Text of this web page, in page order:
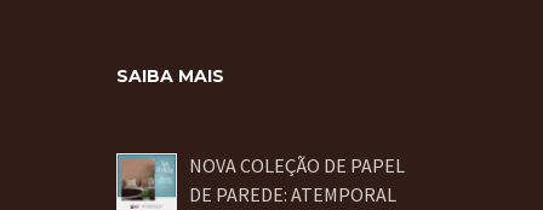
SAIBA MAIS
NOVA COLEÇÃO DE PAPEL
DE PAREDE: ATEMPORAL